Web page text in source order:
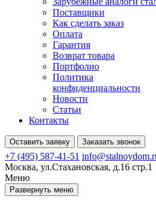
Поставщики
Как сделать заказ
Оплата
Гарантия
Возврат товара
Портфолио
Политика
конфиденциальности
Новости
Статьи
Контакты
Оставить заявку Заказать звонок
+7 (495) 587-41-51
Москва, ул.Стахановская, д.16 стр.1
Меню
Развернуть меню